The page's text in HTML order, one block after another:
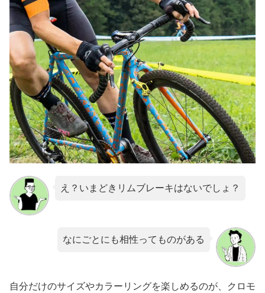
え？いまどきリムブレーキはないでしょ？
なにごとにも相性ってものがある
自分だけのサイズやカラーリングを楽しめるのが、クロモ